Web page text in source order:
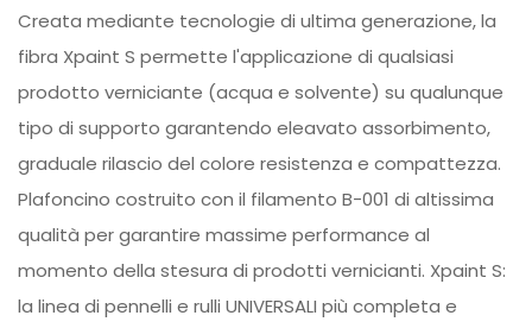
Creata mediante tecnologie di ultima generazione, la
fibra Xpaint S permette l'applicazione di qualsiasi
prodotto verniciante (acqua e solvente) su qualunque
tipo di supporto garantendo eleavato assorbimento,
graduale rilascio del colore resistenza e compattezza.
Plafoncino costruito con il filamento B-001 di altissima
qualità per garantire massime performance al
momento della stesura di prodotti vernicianti. Xpaint S:
la linea di pennelli e rulli UNIVERSALI più completa e